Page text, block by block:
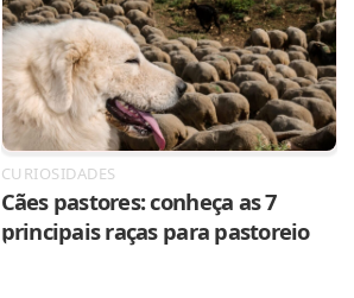
CURIOSIDADES
Cães pastores: conheça as 7
principais raças para pastoreio